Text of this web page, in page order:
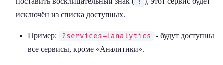
исключён из списка доступных.
Пример: ?services=!analytics - будут доступны
все сервисы, кроме «Аналитики».